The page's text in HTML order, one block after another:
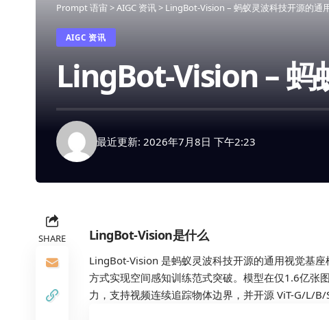
Prompt 语宙>AIGC 资讯> LingBot-Vision – 蚂蚁灵波科技开源的通
AIGC 资讯
LingBot-Vision – 蚂
最近更新: 2026年7月8日 下午2:23
SHARE LingBot-Vision是什么
LingBot-Vision 是蚂蚁灵波科技开源的通用视觉基
方式实现空间感知训练范式突破。模型在仅1.6亿张
力，支持视频连续追踪物体边界，并开源 ViT-G/L/B/